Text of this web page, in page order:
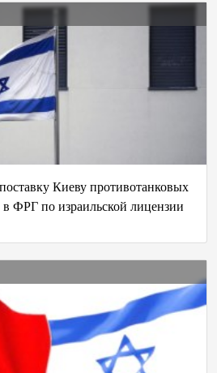
Киеву противотанковых
в ФРГ по израильской лицензии